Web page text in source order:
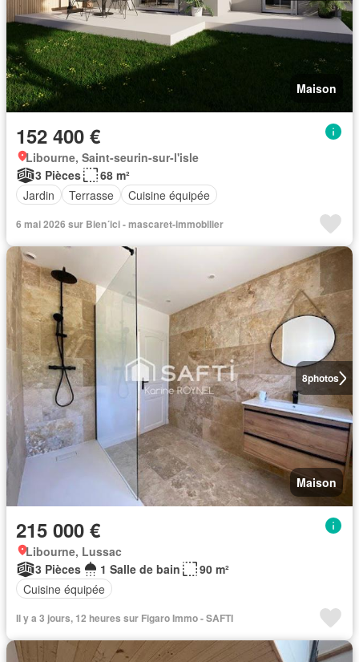
Maison
152 400 €
Libourne, Saint-seurin-sur-l'isle
3 Pièces
68 m²
Jardin
Terrasse Cuisine équipée
6 mai 2026 sur Bien´ici - mascaret-immobilier
8photos
Maison
215 000 €
Libourne, Lussac
3 Pièces
1 Salle de bain
90 m²
Cuisine équipée
Il y a 3 jours, 12 heures sur Figaro Immo - SAFTI